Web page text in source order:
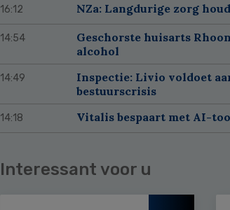
16:12 NZa: Langdurige zorg
14:54
Geschorste huisarts
alcohol
14:49
Inspectie: Livio voldoet
bestuurscrisis
14:18 Vitalis bespaart met AI-
Interessant voor u